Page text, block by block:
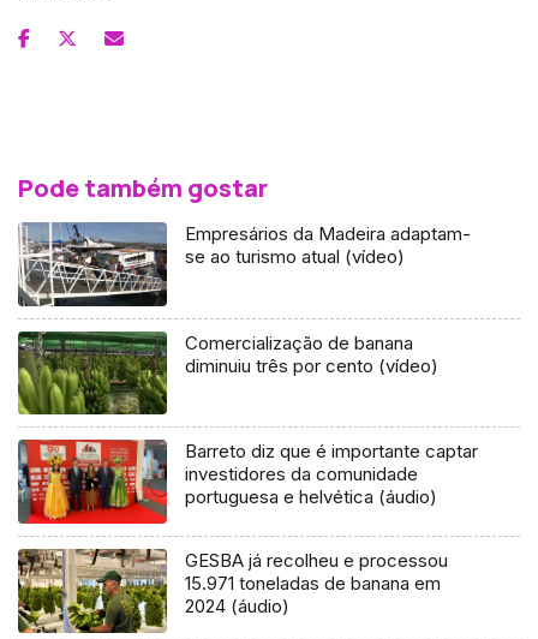
Pode também gostar
Empresários da Madeira adaptam-
se ao turismo atual (vídeo)
Comercialização de banana
diminuiu três por cento (vídeo)
Barreto diz que é importante captar
investidores da comunidade
portuguesa e helvética (áudio)
GESBA já recolheu e processou
15.971 toneladas de banana em
2024 (áudio)